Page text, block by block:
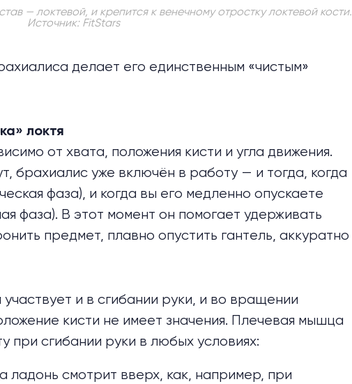
— локтевой, и крепится к венечному отростку локтевой кости.
Источник: FitStars
делает его единственным «чистым»
локтя
от хвата, положения кисти и угла движения.
брахиалис уже включён в работу — и тогда, когда
фаза), и когда вы его медленно опускаете
фаза). В этот момент он помогает удерживать
предмет, плавно опустить гантель, аккуратно
и в сгибании руки, и во вращении
кисти не имеет значения. Плечевая мышца
при сгибании руки в любых условиях:
ладонь смотрит вверх, как, например, при